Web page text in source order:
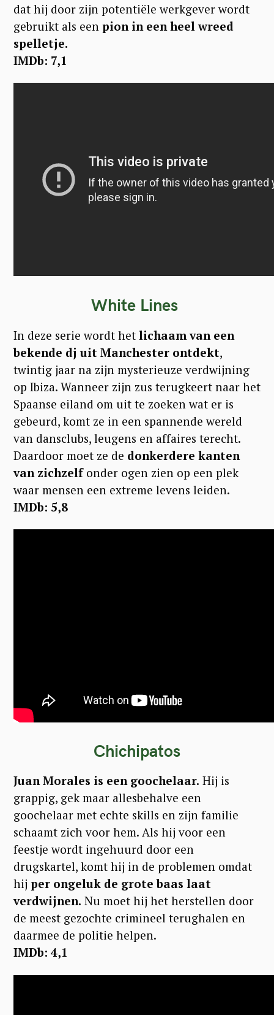
dat hij door zijn potentiële werkgever wordt
gebruikt als een pion in een heel wreed
spelletje.
IMDb: 7,1
White Lines
In deze serie wordt het lichaam van een
bekende dj uit Manchester ontdekt,
twintig jaar na zijn mysterieuze verdwijning
op Ibiza. Wanneer zijn zus terugkeert naar het
Spaanse eiland om uit te zoeken wat er is
gebeurd, komt ze in een spannende wereld
van dansclubs, leugens en affaires terecht.
Daardoor moet ze de donkerdere kanten
van zichzelfonder ogen zien op een plek
waar mensen een extreme levens leiden.
IMDb: 5,8
Chichipatos
Juan Morales is een goochelaar. Hij is
grappig, gek maar allesbehalve een
goochelaar met echte skills en zijn familie
schaamt zich voor hem. Als hij voor een
feestje wordt ingehuurd door een
drugskartel, komt hij in de problemen omdat
hij per ongeluk de grote baas laat
verdwijnen. Nu moet hij het herstellen door
de meest gezochte crimineel terughalen en
daarmee de politie helpen.
IMDb: 4,1